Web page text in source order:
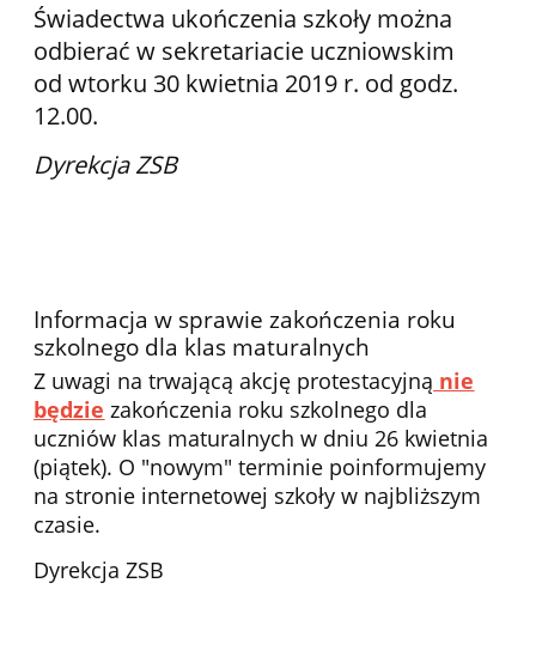
Świadectwa ukończenia szkoły można
odbierać w sekretariacie uczniowskim
od wtorku 30 kwietnia 2019 r. od godz.
12.00.
Dyrekcja ZSB
Informacja w sprawie zakończenia roku
szkolnego dla klas maturalnych
Z uwagi na trwającą akcję protestacyjną nie
będzie zakończenia roku szkolnego dla
uczniów klas maturalnych w dniu 26 kwietnia
(piątek). O "nowym" terminie poinformujemy
na stronie internetowej szkoły w najbliższym
czasie.
Dyrekcja ZSB